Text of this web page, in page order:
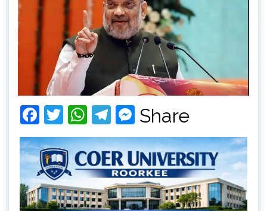
Facebook
Twitter
WhatsApp
Telegram
Messenger
Share